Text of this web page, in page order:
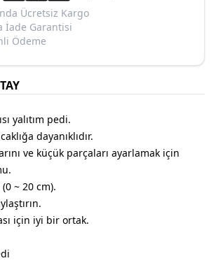
Ücretsiz Kargo
İade Garantisi
Ödeme
yalıtım pedi.
dayanıklıdır.
ve küçük parçaları ayarlamak için
~ 20 cm).
için iyi bir ortak.